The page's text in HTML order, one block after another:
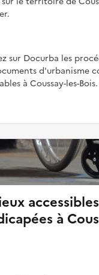
sur Docurba les
d'urbanisme
à Coussay-les-Bois.
à